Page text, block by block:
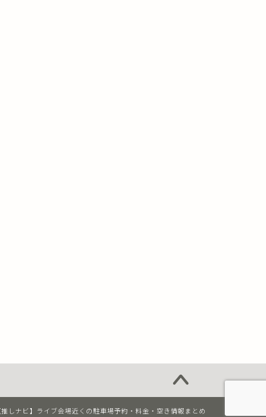
しナビ】ライブ会場近くの駐車場予約・料金・空き情報まとめ